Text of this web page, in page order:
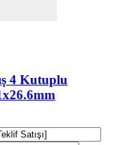
4 Kutuplu